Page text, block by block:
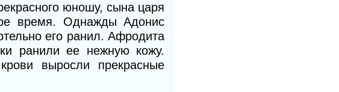
юношу, сына царя
время. Однажды Адонис
его ранил. Афродита
ранили ее нежную кожу.
выросли прекрасные